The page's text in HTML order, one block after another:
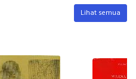
Lihat semua